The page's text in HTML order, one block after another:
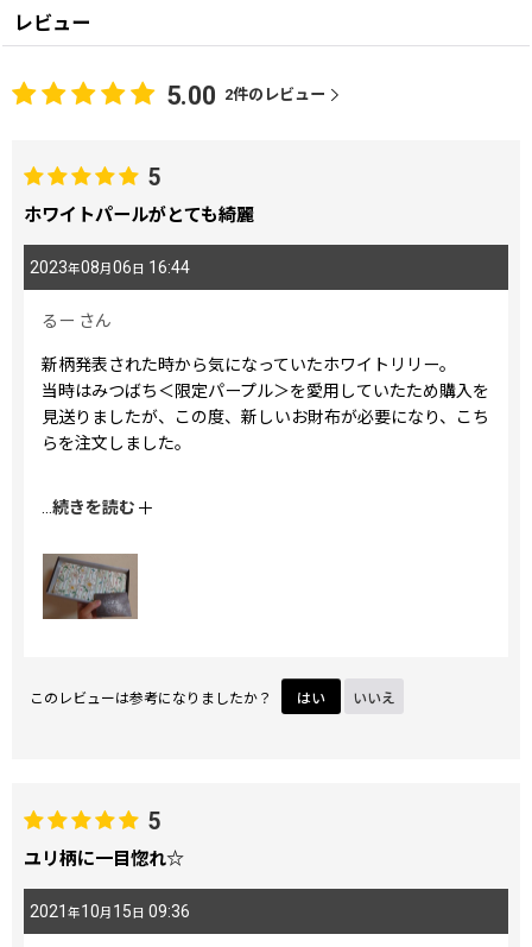
レビュー
5.00 2件のレビュー
5
ホワイトパールがとても綺麗
2023年08月 06 日 16:44
るー さん
新柄発表された時から気になっていたホワイトリリー。
当時はみつばち＜限定パープル＞を愛用していたため購入を
見送りましたが、この度、新しいお財布が必要になり、こち
らを注文しました。
写真だけ見ると全面が白っぽくシンプルすぎるように感じま
すが、実物は背景の淡いグリーンとブルーが綺麗なのと、百
ても素敵です。
箱から開けた瞬間に、この柄を選んでよかった！！という気
ぐるっとファスナーの長財布自体は2つ目で、また、母も別
の柄(桜散らし)を使用中ですが、丈夫で使いやすいだけでな
前回同様、こちらの柄も大事にします！
...続きを読む
このレビューは参考になりましたか？ はい いいえ
5
ユリ柄に一目惚れ☆
2021 年10月 15日 09:36